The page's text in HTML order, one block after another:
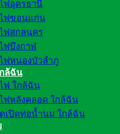
ฟอุดรธานี
ฟขอนแก่น
ฟสกลนคร
ฟบึงกาฬ
ฟหนองบัวลำภู
ล้ฉัน
ฟ ใกล้ฉัน
ฟหลังคลอด ใกล้ฉัน
เปิดท่อน้ำนม ใกล้ฉัน